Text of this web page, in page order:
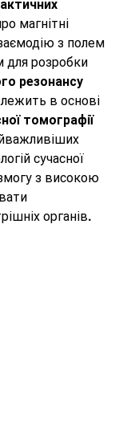
магнітні
з полем
для розробки
резонансу
в основі
томографії
сучасної
з високою
органів.